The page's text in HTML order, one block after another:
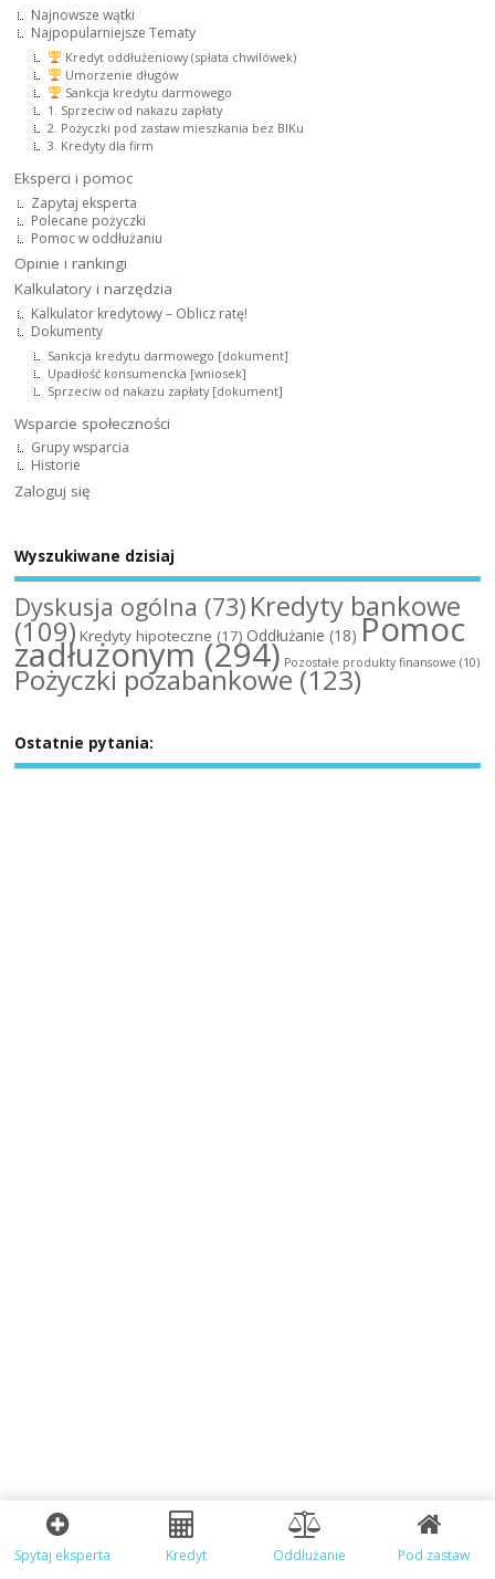
Najnowsze wątki
Najpopularniejsze Tematy
Kredyt oddłużeniowy (spłata chwilówek)
Umorzenie długów
Sankcja kredytu darmowego
1. Sprzeciw od nakazu zapłaty
2. Pożyczki pod zastaw mieszkania bez BIKu
3. Kredyty dla firm
Eksperci i pomoc
Zapytaj eksperta
Polecane pożyczki
Pomoc w oddłużaniu
Opinie i rankingi
Kalkulatory i narzędzia
Kalkulator kredytowy – Oblicz ratę!
Dokumenty
Sankcja kredytu darmowego [dokument]
Upadłość konsumencka [wniosek]
Sprzeciw od nakazu zapłaty [dokument]
Wsparcie społeczności
Grupy wsparcia
Historie
Zaloguj się
Wyszukiwane dzisiaj
Dyskusja ogólna (73) Kredyty bankowe
(109) Kredyty hipoteczne (17) Oddłużanie (18) Pomoc
zadłużonym(294) Pozostałe produkty finansowe (10)
Pożyczki pozabankowe(123)
Ostatnie pytania:
Spytaj eksperta Kredyt Oddłużanie Pod zastaw